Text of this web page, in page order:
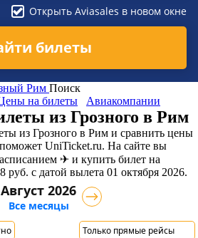
Открыть Aviasales в новом окне
билеты
Рим Поиск
на билеты Авиакомпании
из Грозного в Рим
из Грозного в Рим и сравнить цены
UniTicket.ru. На сайте вы
✈ и купить билет на
руб. с датой вылета 01 октября 2026.
Только прямые рейсы
Август 2026
Все месяцы